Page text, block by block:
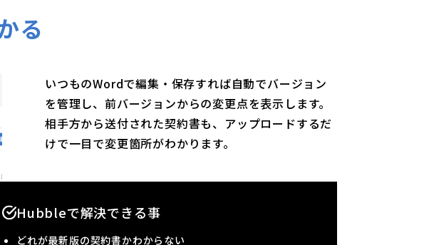
る
いつものWordで編集・保存すれば自動でバージョン
を管理し、前バージョンからの変更点を表示します。
相手方から送付された契約書も、アップロードするだ
けで⼀⽬で変更箇所がわかります。
Hubbleで解決できる事
どれが最新版の契約書かわからない